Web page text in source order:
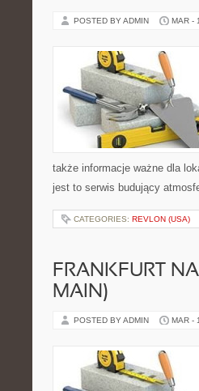
POSTED BY ADMIN MAR -
także informacje ważne dla
jest to serwis budujący
CATEGORIES: REVLON (USA)
FRANKFURT
MAIN)
POSTED BY ADMIN MAR -